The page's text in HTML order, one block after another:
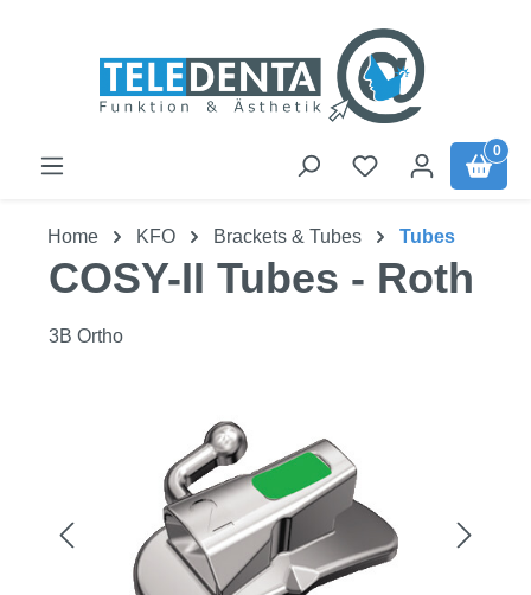
0
Home KFO Brackets & Tubes Tubes
COSY-II Tubes - Roth
3B Ortho